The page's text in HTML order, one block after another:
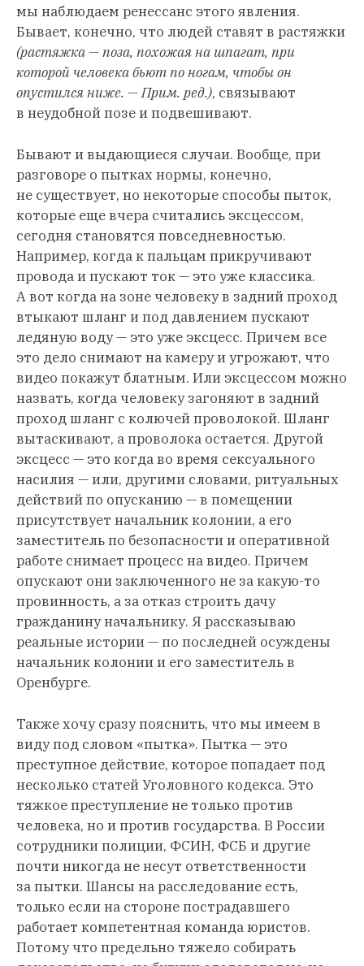
мы наблюдаем ренессанс этого явления.
Бывает, конечно, что людей ставят в растяжки
(растяжка — поза, похожая на шпагат, при
которой человека бьют по ногам, чтобы он
опустился ниже. — Прим. ред.), связывают
в неудобной позе и подвешивают.
Бывают и выдающиеся случаи. Вообще, при
разговоре о пытках нормы, конечно,
не существует, но некоторые способы пыток,
которые еще вчера считались эксцессом,
сегодня становятся повседневностью.
Например, когда к пальцам прикручивают
провода и пускают ток — это уже классика.
А вот когда на зоне человеку в задний проход
втыкают шланг и под давлением пускают
ледяную воду — это уже эксцесс. Причем все
это дело снимают на камеру и угрожают, что
видео покажут блатным. Или эксцессом можно
назвать, когда человеку загоняют в задний
проход шланг с колючей проволокой. Шланг
вытаскивают, а проволока остается. Другой
эксцесс — это когда во время сексуального
насилия — или, другими словами, ритуальных
действий по опусканию — в помещении
присутствует начальник колонии, а его
заместитель по безопасности и оперативной
работе снимает процесс на видео. Причем
опускают они заключенного не за какую-то
провинность, а за отказ строить дачу
гражданину начальнику. Я рассказываю
реальные истории — по последней осуждены
начальник колонии и его заместитель в
Оренбурге.
Также хочу сразу пояснить, что мы имеем в
виду под словом «пытка». Пытка — это
преступное действие, которое попадает под
несколько статей Уголовного кодекса. Это
тяжкое преступление не только против
человека, но и против государства. В России
сотрудники полиции, ФСИН, ФСБ и другие
почти никогда не несут ответственности
за пытки. Шансы на расследование есть,
только если на стороне пострадавшего
работает компетентная команда юристов.
Потому что предельно тяжело собирать